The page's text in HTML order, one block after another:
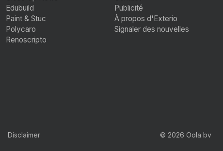
Edubuild
Paint & Stuc
Polycaro
Renoscripto
Publicité
À propos d'Exterio
Signaler des nouvelles
Disclaimer © 2026 Oola bv